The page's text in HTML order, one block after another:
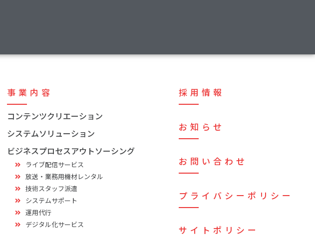
事業内容
コンテンツクリエーション
システムソリューション
ビジネスプロセスアウトソーシング
ライブ配信サービス
放送・業務用機材レンタル
技術スタッフ派遣
システムサポート
運用代行
デジタル化サービス
採用情報
お知らせ
お問い合わせ
プライバシーポリシー
サイトポリシー